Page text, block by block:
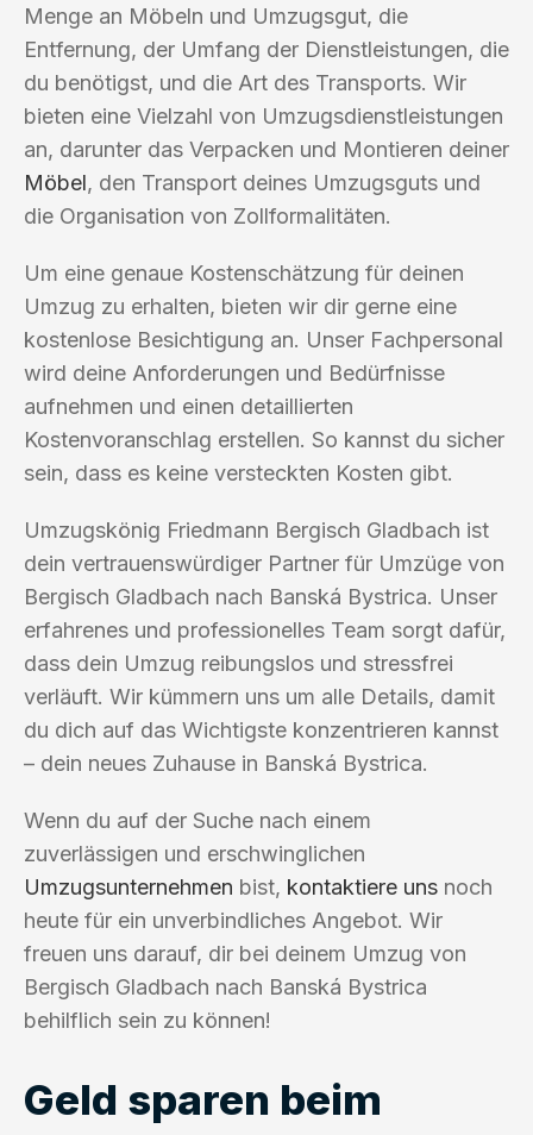
Menge an Möbeln und Umzugsgut, die
Entfernung, der Umfang der Dienstleistungen, die
du benötigst, und die Art des Transports. Wir
bieten eine Vielzahl von Umzugsdienstleistungen
an, darunter das Verpacken und Montieren deiner
Möbel, den Transport deines Umzugsguts und
die Organisation von Zollformalitäten.
Um eine genaue Kostenschätzung für deinen
Umzug zu erhalten, bieten wir dir gerne eine
kostenlose Besichtigung an. Unser Fachpersonal
wird deine Anforderungen und Bedürfnisse
aufnehmen und einen detaillierten
Kostenvoranschlag erstellen. So kannst du sicher
sein, dass es keine versteckten Kosten gibt.
Umzugskönig Friedmann Bergisch Gladbach ist
dein vertrauenswürdiger Partner für Umzüge von
Bergisch Gladbach nach Banská Bystrica. Unser
erfahrenes und professionelles Team sorgt dafür,
dass dein Umzug reibungslos und stressfrei
verläuft. Wir kümmern uns um alle Details, damit
du dich auf das Wichtigste konzentrieren kannst
– dein neues Zuhause in Banská Bystrica.
Wenn du auf der Suche nach einem
zuverlässigen und erschwinglichen
Umzugsunternehmen bist, kontaktiere uns noch
heute für ein unverbindliches Angebot. Wir
freuen uns darauf, dir bei deinem Umzug von
Bergisch Gladbach nach Banská Bystrica
behilflich sein zu können!
Geld sparen beim